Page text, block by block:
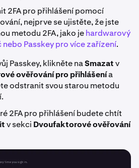
2FA pro přihlášení pomocí
nejprve se ujistěte, že jste
metodu 2FA, jako jehardwarový
Passkey pro více zařízení.
Passkey, klikněte naSmazatv
ověřování pro přihlášenía
odstranit svou starou metodu
2FA pro přihlášení budete chtít
v sekci Dvoufaktorové ověřování